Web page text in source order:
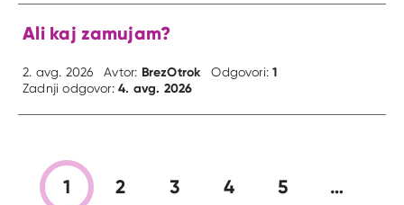
Ali kaj zamujam?
2. avg. 2026 Avtor: BrezOtrok Odgovori:1
Zadnji odgovor:4. avg. 2026
1 2 3 4 5 …